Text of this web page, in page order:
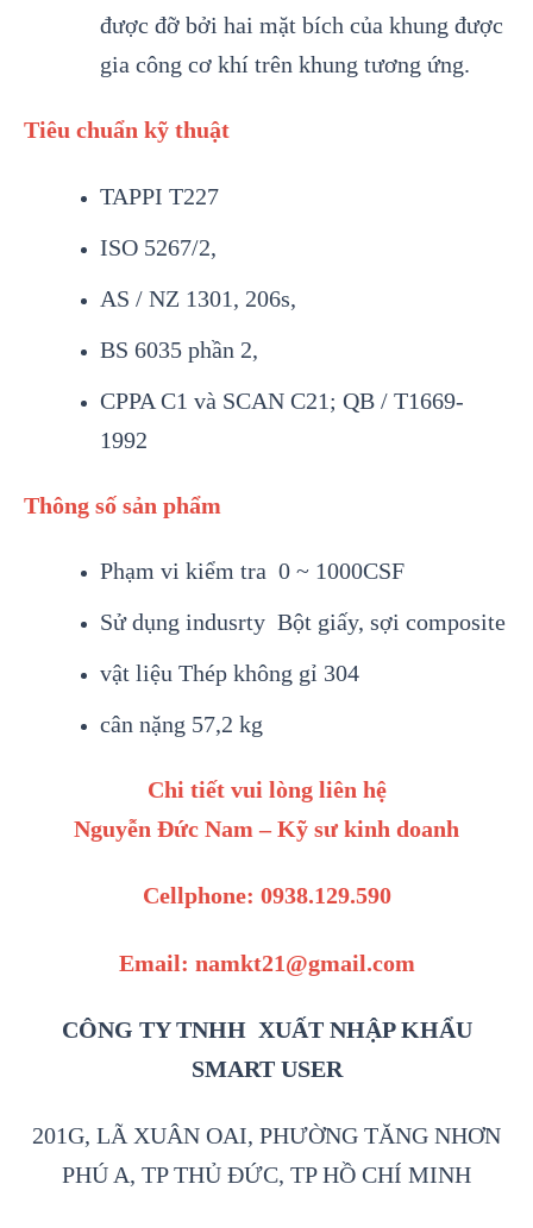
được đỡ bởi hai mặt bích của khung được
gia công cơ khí trên khung tương ứng.
Tiêu chuẩn kỹ thuật
TAPPI T227
ISO 5267/2,
AS / NZ 1301, 206s,
BS 6035 phần 2,
CPPA C1 và SCAN C21; QB / T1669-
1992
Thông số sản phẩm
Phạm vi kiểm tra 0 ~ 1000CSF
Sử dụng indusrty Bột giấy, sợi composite
vật liệu Thép không gỉ 304
cân nặng 57,2 kg
Chi tiết vui lòng liên hệ
Nguyễn Đức Nam – Kỹ sư kinh doanh
Cellphone: 0938.129.590
Email: namkt21@gmail.com
CÔNG TY TNHH XUẤT NHẬP KHẨU
SMART USER
201G, LÃ XUÂN OAI, PHƯỜNG TĂNG NHƠN
PHÚ A, TP THỦ ĐỨC, TP HỒ CHÍ MINH